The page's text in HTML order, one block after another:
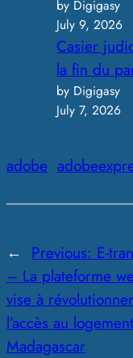
by Digigasy
July 9, 2026
Casier
la fin du
by Digigasy
July 7, 2026
adobe
← Previous: E-
– La plateforme
vise à révolutionner
l’accès au
Madagascar